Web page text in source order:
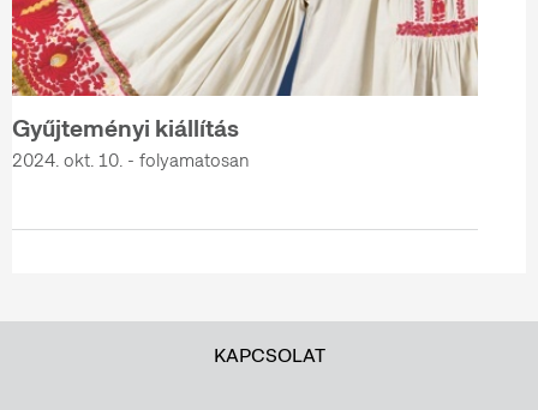
Gyűjteményi kiállítás
2024. okt. 10. - folyamatosan
KAPCSOLAT